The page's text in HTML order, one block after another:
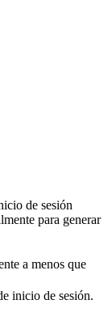
de sesión
para generar
a menos que
inicio de sesión.